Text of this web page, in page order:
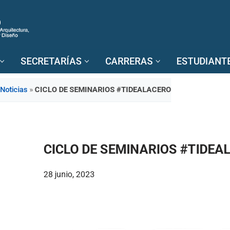
SECRETARÍAS CARRERAS
Noticias » CICLO DE SEMINARIOS #TIDEALACERO
CICLO DE SEMINARIOS
28 junio, 2023